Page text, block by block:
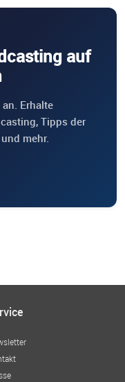
auf
Erhalte
Tipps der
mehr.